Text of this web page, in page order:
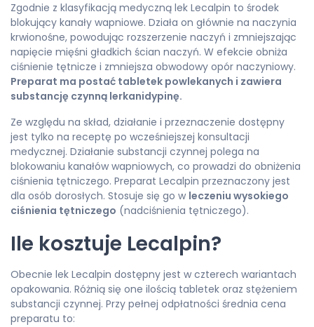
Zgodnie z klasyfikacją medyczną lek Lecalpin to środek
blokujący kanały wapniowe. Działa on głównie na naczynia
krwionośne, powodując rozszerzenie naczyń i zmniejszając
napięcie mięśni gładkich ścian naczyń. W efekcie obniża
ciśnienie tętnicze i zmniejsza obwodowy opór naczyniowy.
Preparat ma postać tabletek powlekanych i zawiera
substancję czynną lerkanidypinę.
Ze względu na skład, działanie i przeznaczenie dostępny
jest tylko na receptę po wcześniejszej konsultacji
medycznej. Działanie substancji czynnej polega na
blokowaniu kanałów wapniowych, co prowadzi do obniżenia
ciśnienia tętniczego. Preparat Lecalpin przeznaczony jest
dla osób dorosłych. Stosuje się go w leczeniu wysokiego
ciśnienia tętniczego (nadciśnienia tętniczego).
Ile kosztuje Lecalpin?
Obecnie lek Lecalpin dostępny jest w czterech wariantach
opakowania. Różnią się one ilością tabletek oraz stężeniem
substancji czynnej. Przy pełnej odpłatności średnia cena
preparatu to: